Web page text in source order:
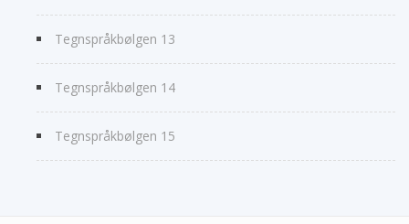
Tegnspråkbølgen 13
Tegnspråkbølgen 14
Tegnspråkbølgen 15